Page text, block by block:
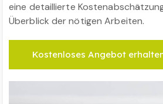
eine detaillierte
Überblick der nötigen Arbeiten.
Kostenloses Angebot